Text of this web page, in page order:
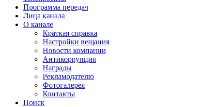
Программа передач
Лица канала
О канале
Краткая справка
Настройки вещания
Новости компании
Антикоррупция
Награды
Рекламодателю
Фотогалерея
Контакты
Поиск